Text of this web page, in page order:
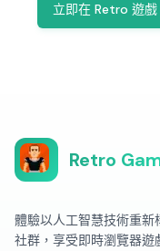
立即在 Retro 遊
Retro
體驗以人工智慧技術重
社群，享受即時瀏覽器遊